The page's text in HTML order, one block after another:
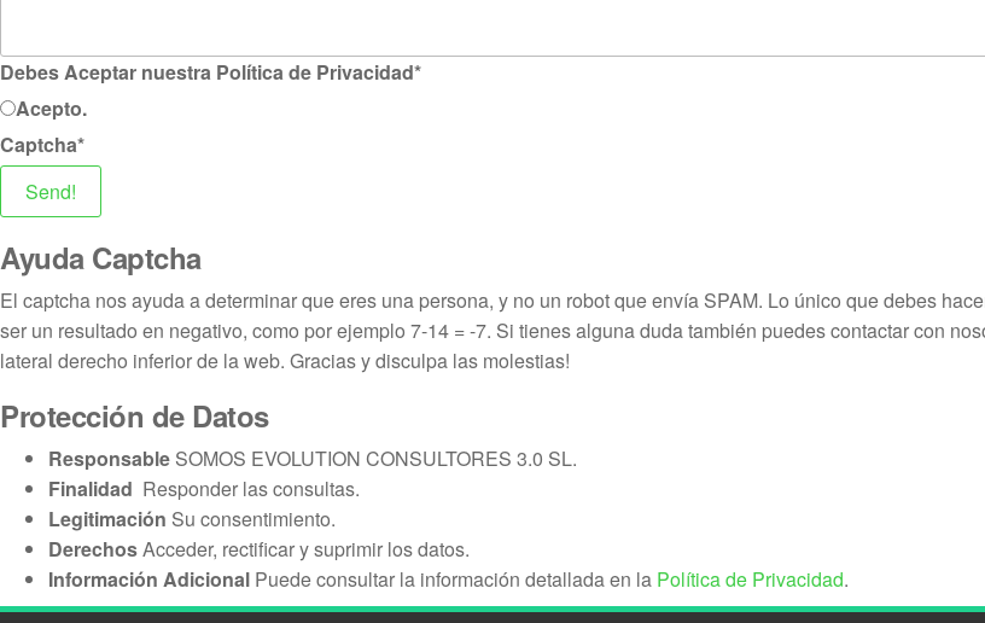
Debes Aceptar nuestra Política de Privacidad*
Acepto.
Captcha*
Send!
Ayuda Captcha
El captcha nos ayuda a determinar que eres una persona, y no un robot que envía SPAM. Lo único que debes
ser un resultado en negativo, como por ejemplo 7-14 = -7. Si tienes alguna duda también puedes contactar con
lateral derecho inferior de la web. Gracias y disculpa las molestias!
Protección de Datos
Responsable SOMOS EVOLUTION CONSULTORES 3.0 SL.
Finalidad Responder las consultas.
Legitimación Su consentimiento.
DerechosAcceder, rectificar y suprimir los datos.
Información Adicional Puede consultar la información detallada en la Política de Privacidad.